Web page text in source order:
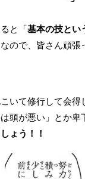
と「基本の技とい
ので、皆さん頑
いて修行して会
頭が悪い」とか卑
ょう！！